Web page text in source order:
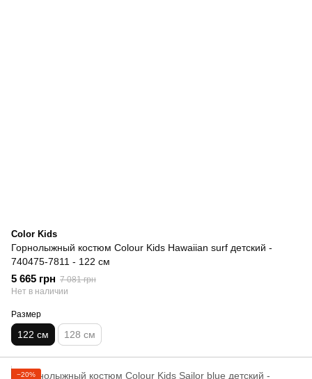
Color Kids
Горнолыжный костюм Colour Kids Hawaiian surf детский -
740475-7811 - 122 см
5 665 грн 7 081 грн
Нет в наличии
Размер
122 см 128 см
−20%